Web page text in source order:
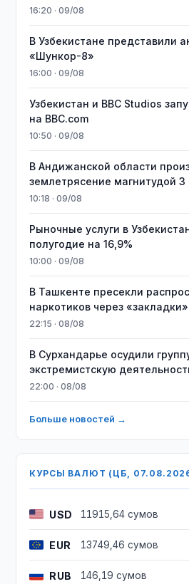
16:20 · 09/08
В Узбекистане представили
«Шункор-8»
16:00 · 09/08
Узбекистан и BBC Studios
на BBC.com
10:50 · 09/08
В Андижанской области
землетрясение магнитудой 3
10:18 · 09/08
Рыночные услуги в
полугодие на 16,9%
10:00 · 09/08
В Ташкенте пресекли
наркотиков через «закладки»
22:15 · 08/08
В Сурхандарье осудили
экстремистскую
22:00 · 08/08
Больше новостей →
КУРСЫ ВАЛЮТ (ЦБ,
USD 11915,64 сумов
EUR 13749,46 сумов
RUB 146,19 сумов